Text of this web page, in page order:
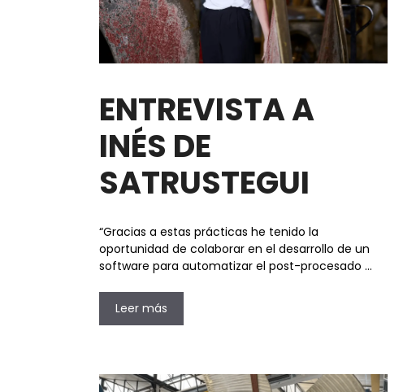
ENTREVISTA A
INÉS DE
SATRUSTEGUI
“Gracias a estas prácticas he tenido la
oportunidad de colaborar en el desarrollo de un
software para automatizar el post-procesado …
Leer más